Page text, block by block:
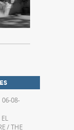
06-08-
/ THE